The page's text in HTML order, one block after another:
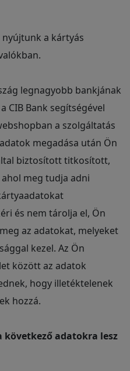
a kártyás
legnagyobb bankjának
CIB Bank segítségével
a szolgáltatás
megadása után Ön
biztosított titkosított,
meg tudja adni
és nem tárolja el, Ön
az adatokat, melyeket
kezel. Az Ön
között az adatok
hogy illetéktelenek
hozzá.
következő adatokra lesz